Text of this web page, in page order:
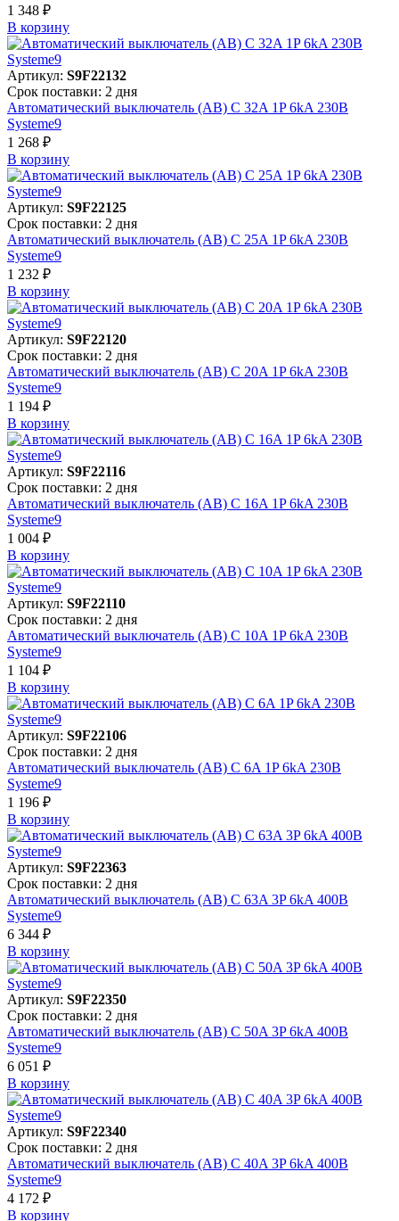
1 348 ₽
В корзинy
Артикул: S9F22132
Срок поставки: 2 дня
Автоматический выключатель (АВ) C 32A 1P 6kA 230В
Systeme9
1 268 ₽
В корзинy
Артикул: S9F22125
Срок поставки: 2 дня
Автоматический выключатель (АВ) C 25A 1P 6kA 230В
Systeme9
1 232 ₽
В корзинy
Артикул: S9F22120
Срок поставки: 2 дня
Автоматический выключатель (АВ) C 20A 1P 6kA 230В
Systeme9
1 194 ₽
В корзинy
Артикул: S9F22116
Срок поставки: 2 дня
Автоматический выключатель (АВ) C 16A 1P 6kA 230В
Systeme9
1 004 ₽
В корзинy
Артикул: S9F22110
Срок поставки: 2 дня
Автоматический выключатель (АВ) C 10A 1P 6kA 230В
Systeme9
1 104 ₽
В корзинy
Артикул: S9F22106
Срок поставки: 2 дня
Автоматический выключатель (АВ) C 6A 1P 6kA 230В
Systeme9
1 196 ₽
В корзинy
Артикул: S9F22363
Срок поставки: 2 дня
Автоматический выключатель (АВ) C 63A 3P 6kA 400В
Systeme9
6 344 ₽
В корзинy
Артикул: S9F22350
Срок поставки: 2 дня
Автоматический выключатель (АВ) C 50A 3P 6kA 400В
Systeme9
6 051 ₽
В корзинy
Артикул: S9F22340
Срок поставки: 2 дня
Автоматический выключатель (АВ) C 40A 3P 6kA 400В
Systeme9
4 172 ₽
В корзинy